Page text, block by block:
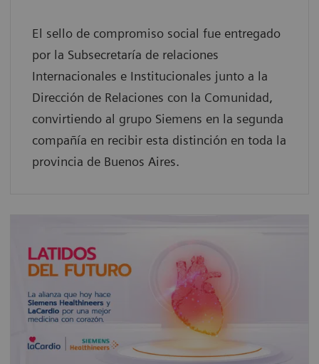
El sello de compromiso social fue entregado
por la Subsecretaría de relaciones
Internacionales e Institucionales junto a la
Dirección de Relaciones con la Comunidad,
convirtiendo al grupo Siemens en la segunda
compañía en recibir esta distinción en toda la
provincia de Buenos Aires.